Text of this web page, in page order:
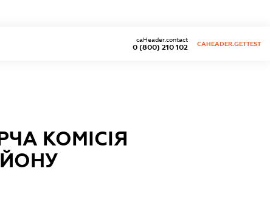
0 (800) 210 102
caHeader.contact
CAHEADER.GETTEST
КОМІСІЯ